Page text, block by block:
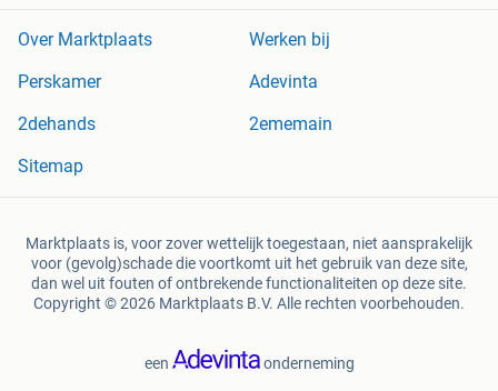
Over Marktplaats
Werken bij
Perskamer
Adevinta
2dehands
2ememain
Sitemap
Marktplaats is, voor zover wettelijk toegestaan, niet aansprakelijk
voor (gevolg)schade die voortkomt uit het gebruik van deze site,
dan wel uit fouten of ontbrekende functionaliteiten op deze site.
Copyright © 2026 Marktplaats B.V. Alle rechten voorbehouden.
een onderneming